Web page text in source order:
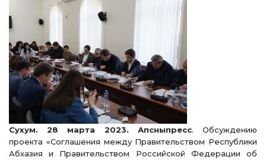
Сухум. 28 марта 2023. Апсныпресс. Обсуждению
проекта «Соглашения между Правительством Республики
Абхазия и Правительством Российской Федерации об